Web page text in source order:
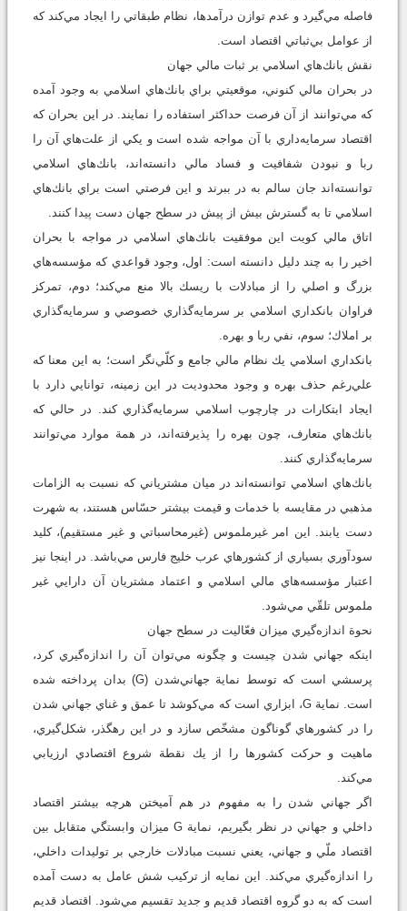
فاصله مي‌گيرد و عدم توازن درآمدها، نظام طبقاتي را ايجاد مي‌كند كه
از عوامل بي‌ثباتي اقتصاد است.
نقش بانك‌هاي اسلامي بر ثبات مالي جهان
در بحران‌ مالي كنوني، موقعيتي براي بانك‌هاي اسلامي به وجود آمده
كه مي‌توانند از آن فرصت حداكثر استفاده را نمايند. در اين بحران كه
اقتصاد سرمايه‌داري با آن مواجه شده است و يكي از علت‌هاي آن را
ربا و نبودن شفافيت و فساد مالي دانسته‌اند، بانك‌هاي اسلامي
توانسته‌اند جان سالم به در ببرند و اين فرصتي است براي بانك‌هاي
اسلامي تا به گسترش بيش از پيش در سطح جهان دست پيدا كنند.
اتاق مالي كويت اين موفقيت بانك‌هاي اسلامي در مواجه با بحران
اخير را به چند دليل دانسته است: اول، وجود قواعدي كه مؤسسه‌هاي
بزرگ و اصلي را از مبادلات با ريسك بالا منع مي‌كند؛ دوم، تمركز
فراوان بانكداري اسلامي بر سرمايه‌گذاري خصوصي و سرمايه‌گذاري
بر املاك؛ سوم، نفي ربا و بهره.
بانكداري اسلامي يك نظام مالي جامع و كلّي‌نگر است؛ به اين معنا كه
علي‌رغم حذف بهره و وجود محدوديت در اين زمينه، توانايي دارد با
ايجاد ابتكارات در چارچوب اسلامي سرمايه‌گذاري كند. در حالي كه
بانك‌هاي متعارف، چون بهره را پذيرفته‌اند، در همة موارد مي‌توانند
سرمايه‌گذاري كنند.
بانك‌هاي اسلامي توانسته‌اند در ميان مشترياني كه نسبت به الزامات
مذهبي در مقايسه با خدمات و قيمت بيشتر حسّاس هستند، به شهرت
دست يابند. اين امر غيرملموس (غيرمحاسباتي و غير مستقيم)، كليد
سودآوري بسياري از كشورهاي عرب خليج فارس مي‌باشد. در اينجا نيز
اعتبار مؤسسه‌هاي مالي اسلامي و اعتماد مشتريان آن دارايي غير
ملموس تلقّي مي‌شود.
نحوة اندازه‌گيري ميزان فعّاليت در سطح جهان
اينكه جهاني شدن چيست و چگونه مي‌توان آن را اندازه‌گيري كرد،
پرسشي است كه توسط نماية جهاني‌شدن (G) بدان پرداخته شده
است. نماية G، ابزاري است كه مي‌كوشد تا عمق و غناي جهاني شدن
را در كشورهاي گوناگون مشخّص سازد و در اين رهگذر، شكل‌گيري،
ماهيت و حركت كشورها را از يك نقطة شروع اقتصادي ارزيابي
مي‌كند.
اگر جهاني شدن را به مفهوم در هم آميختن هرچه بيشتر اقتصاد
داخلي و جهاني در نظر بگيريم، نماية G ميزان وابستگي متقابل بين
اقتصاد ملّي و جهاني، يعني نسبت مبادلات خارجي بر توليدات داخلي،
را اندازه‌گيري مي‌كند. اين نمايه از تركيب شش عامل به دست آمده
است كه به دو گروه اقتصاد قديم و جديد تقسيم مي‌شود. اقتصاد قديم